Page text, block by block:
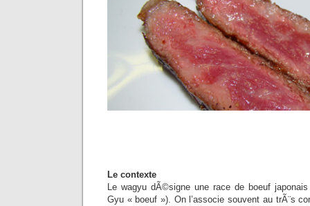
Le contexte
Le wagyu dÃ©signe une race de boeuf
Gyu « boeuf »). On l’associe souvent au trÃ¨s